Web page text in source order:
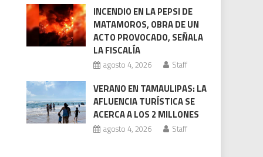
INCENDIO EN LA PEPSI DE
MATAMOROS, OBRA DE UN
ACTO PROVOCADO, SEÑALA
LA FISCALÍA
agosto 4, 2026 Staff
VERANO EN TAMAULIPAS: LA
AFLUENCIA TURÍSTICA SE
ACERCA A LOS 2 MILLONES
agosto 4, 2026 Staff